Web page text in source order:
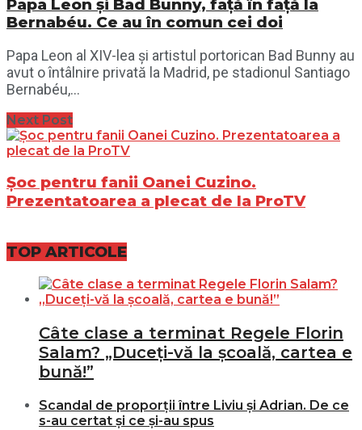
Papa Leon și Bad Bunny, față în față la
Bernabéu. Ce au în comun cei doi
Papa Leon al XIV-lea și artistul portorican Bad Bunny au
avut o întâlnire privată la Madrid, pe stadionul Santiago
Bernabéu,...
Next Post
Șoc pentru fanii Oanei Cuzino.
Prezentatoarea a plecat de la ProTV
TOP ARTICOLE
Câte clase a terminat Regele Florin
Salam? „Duceți-vă la școală, cartea e
bună!”
Scandal de proporții între Liviu și Adrian. De ce
s-au certat și ce și-au spus